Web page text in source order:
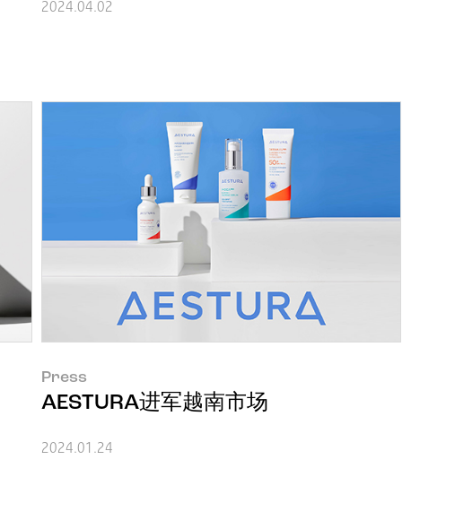
2024.04.02
Press
AESTURA进军越南市场
2024.01.24